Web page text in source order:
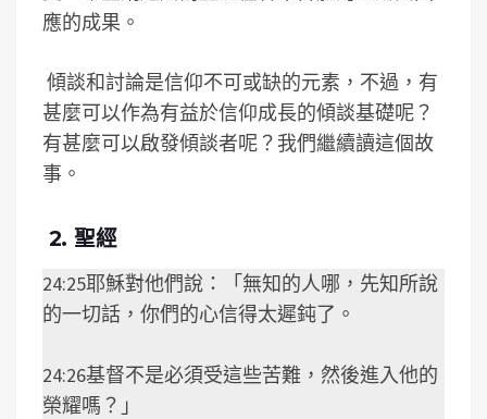
應的成果。
傾談和討論是信仰不可或缺的元素，不過，有
甚麼可以作為有益於信仰成長的傾談基礎呢？
有甚麼可以啟發傾談者呢？我們繼續讀這個故
事。
2. 聖經
24:25耶穌對他們說：「無知的人哪，先知所說
的一切話，你們的心信得太遲鈍了。
24:26基督不是必須受這些苦難，然後進入他的
榮耀嗎？」